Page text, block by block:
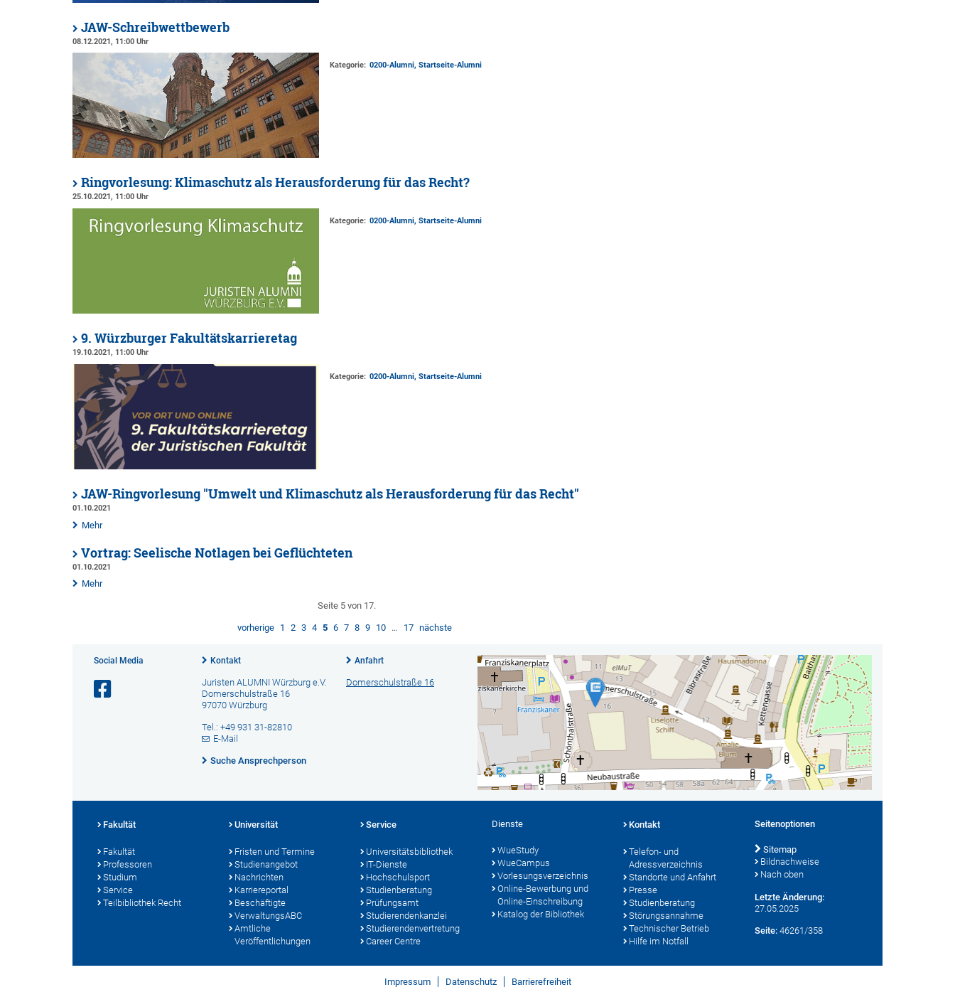
JAW-Schreibwettbewerb
08.12.2021, 11:00 Uhr
Kategorie: 0200-Alumni, Startseite-Alumni
Ringvorlesung: Klimaschutz als Herausforderung für das Recht?
25.10.2021, 11:00 Uhr
Kategorie: 0200-Alumni, Startseite-Alumni
9. Würzburger Fakultätskarrieretag
19.10.2021, 11:00 Uhr
Kategorie: 0200-Alumni, Startseite-Alumni
JAW-Ringvorlesung "Umwelt und Klimaschutz als Herausforderung für das Recht"
01.10.2021
Mehr
Vortrag: Seelische Notlagen bei Geflüchteten
01.10.2021
Mehr
Seite 5 von 17.
vorherige 1 2 3 4 5 6 7 8 9 10 … 17 nächste
Social Media Kontakt
Juristen ALUMNI Würzburg e.V.
Domerschulstraße 16
97070 Würzburg
Tel.: +49 931 31-82810
E-Mail
Suche Ansprechperson
Anfahrt
Domerschulstraße 16
Fakultät
Fakultät
Professoren
Studium
Service
Teilbibliothek Recht
Universität
Fristen und Termine
Studienangebot
Nachrichten
Karriereportal
Beschäftigte
VerwaltungsABC
Amtliche
Veröffentlichungen
Service
Universitätsbibliothek
IT-Dienste
Hochschulsport
Studienberatung
Prüfungsamt
Studierendenkanzlei
Studierendenvertretung
Career Centre
Dienste
WueStudy
WueCampus
Vorlesungsverzeichnis
Online-Bewerbung und
Online-Einschreibung
Katalog der Bibliothek
Kontakt
Telefon- und
Adressverzeichnis
Standorte und Anfahrt
Presse
Studienberatung
Störungsannahme
Technischer Betrieb
Hilfe im Notfall
Seitenoptionen
Sitemap
Bildnachweise
Nach oben
Letzte Änderung:
27.05.2025
Seite: 46261/358
Impressum Datenschutz Barrierefreiheit